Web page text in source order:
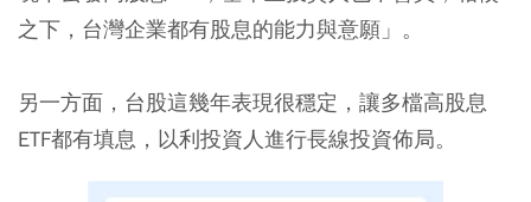
之下，台灣企業都有股息的能力與意願」。
另一方面，台股這幾年表現很穩定，讓多檔高股息
ETF都有填息，以利投資人進行長線投資佈局。